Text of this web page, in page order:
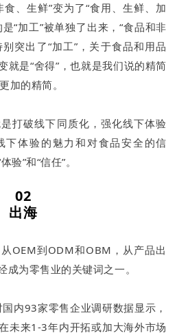
、生鲜”变为了“食用、生鲜、加
“加工”被单独了出来，“食品和非
突出了“加工”，关于食品和用品
就是“舍得”，也就是我们说的精简
加的精简。
打破线下同质化，强化线下体验
下体验的魅力和对食品安全的信
验”和“信任”。
02
出海
OEM到ODM和OBM，从产品出
为零售业的关键词之一。
内93家零售企业调研数据显示，
未来1-3年内开拓或加大海外市场